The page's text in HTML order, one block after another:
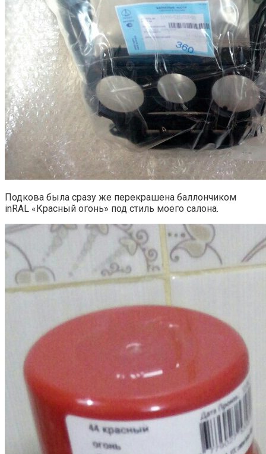
Подкова была сразу же перекрашена баллончиком
inRAL «Красный огонь» под стиль моего салона.